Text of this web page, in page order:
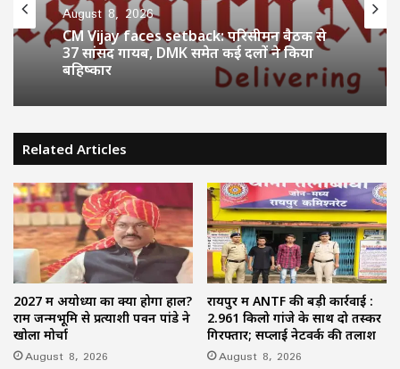
August 8, 2026
CM Vijay faces setback: परिसीमन बैठक से
37 सांसद गायब, DMK समेत कई दलों ने किया
बहिष्कार
Related Articles
2027 में अयोध्या का क्या होगा हाल?
राम जन्मभूमि से प्रत्याशी पवन पांडे ने
खोला मोर्चा
August 8, 2026
रायपुर में ANTF की बड़ी कार्रवाई :
2.961 किलो गांजे के साथ दो तस्कर
गिरफ्तार; सप्लाई नेटवर्क की तलाश
August 8, 2026